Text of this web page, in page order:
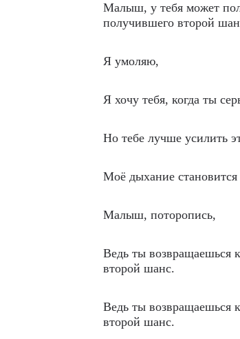
Малыш, у тебя может
получившего второй
Я умоляю,
Я хочу тебя, когда ты
Но тебе лучше усилить
Моё дыхание становится
Малыш, поторопись,
Ведь ты возвращаешься
второй шанс.
Ведь ты возвращаешься
второй шанс.